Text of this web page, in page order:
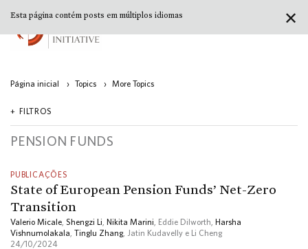
Página inicial › Topics › More Topics
FILTROS
PENSION FUNDS
PUBLICAÇÕES
State of European Pension Funds’ Net-Zero
Transition
Valerio Micale Shengzi Li Nikita Marini , Eddie Dilworth, Harsha
Vishnumolakala Tinglu Zhang , Jatin Kudavelly e Li Cheng
24/10/2024
✕
Esta página contém posts em múltiplos idiomas